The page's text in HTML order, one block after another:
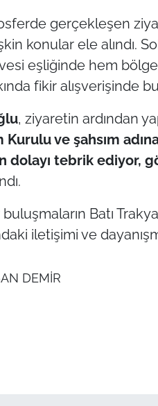
gerçekleşen
konular ele alındı.
eşliğinde hem
fikir alışverişinde
, ziyaretin ardından
Kurulu ve şahsım
dolayı tebrik ediyor,
Batı
iletişimi ve
DEMİR